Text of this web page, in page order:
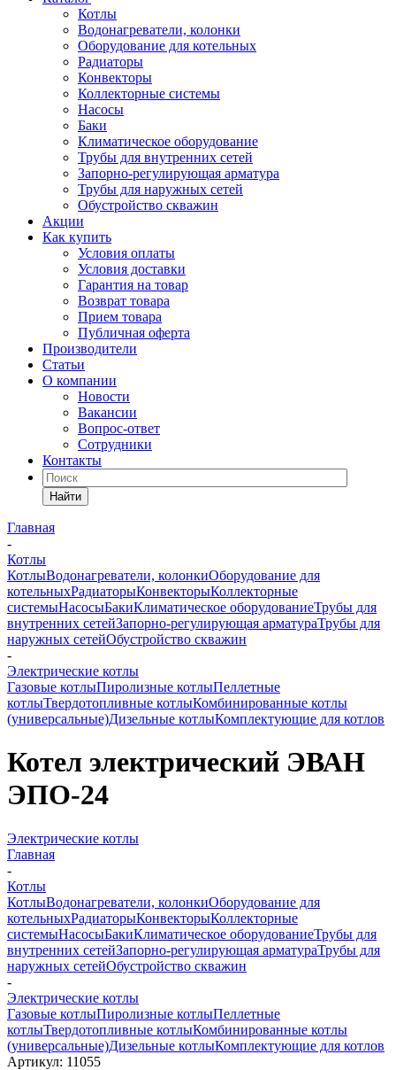
Котлы
Водонагреватели, колонки
Оборудование для котельных
Радиаторы
Конвекторы
Коллекторные системы
Насосы
Баки
Климатическое оборудование
Трубы для внутренних сетей
Запорно-регулирующая арматура
Трубы для наружных сетей
Обустройство скважин
Акции
Как купить
Условия оплаты
Условия доставки
Гарантия на товар
Возврат товара
Прием товара
Публичная оферта
Производители
Статьи
О компании
Новости
Вакансии
Вопрос-ответ
Сотрудники
Контакты
Найти
Главная
-
Котлы
КотлыВодонагреватели, колонкиОборудование для
котельныхРадиаторыКонвекторыКоллекторные
системыНасосыБакиКлиматическое оборудованиеТрубы для
внутренних сетейЗапорно-регулирующая арматураТрубы для
наружных сетейОбустройство скважин
-
Электрические котлы
Газовые котлыПиролизные котлыПеллетные
котлыТвердотопливные котлыКомбинированные котлы
(универсальные)Дизельные котлыКомплектующие для котлов
Котел электрический ЭВАН
ЭПО-24
Электрические котлы
Главная
-
Котлы
КотлыВодонагреватели, колонкиОборудование для
котельныхРадиаторыКонвекторыКоллекторные
системыНасосыБакиКлиматическое оборудованиеТрубы для
внутренних сетейЗапорно-регулирующая арматураТрубы для
наружных сетейОбустройство скважин
-
Электрические котлы
Газовые котлыПиролизные котлыПеллетные
котлыТвердотопливные котлыКомбинированные котлы
(универсальные)Дизельные котлыКомплектующие для котлов
Артикул: 11055